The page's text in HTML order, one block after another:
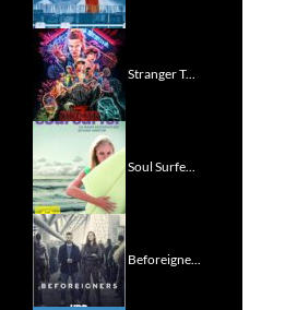
Stranger T...
Soul Surfe...
Beforeigne...